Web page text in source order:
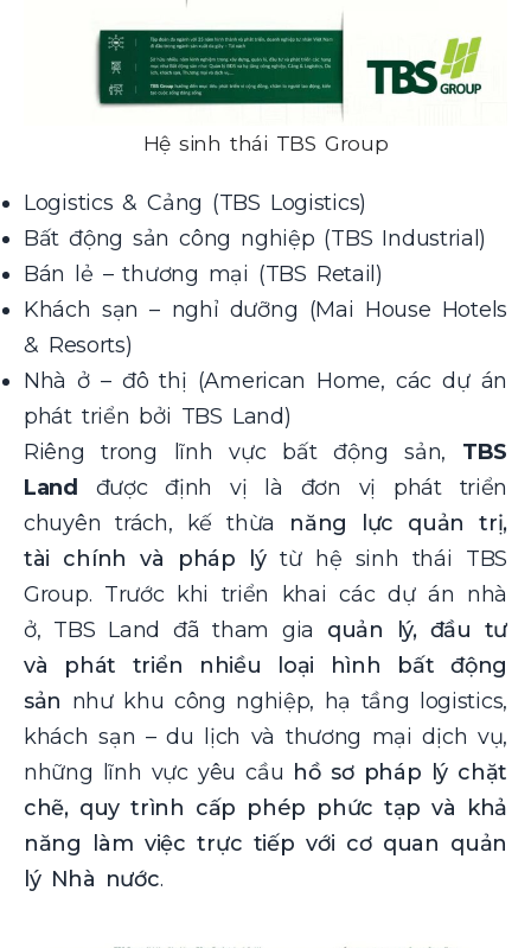
Hệ sinh thái TBS Group
Logistics & Cảng (TBS Logistics)
Bất động sản công nghiệp (TBS Industrial)
Bán lẻ – thương mại (TBS Retail)
Khách sạn – nghỉ dưỡng (Mai House Hotels
& Resorts)
Nhà ở – đô thị (American Home, các dự án
phát triển bởi TBS Land)
Riêng trong lĩnh vực bất động sản, TBS
Land
được định vị là đơn vị phát triển
chuyên trách, kế thừa năng lực quản trị,
tài chính và pháp lýtừ hệ sinh thái TBS
Group. Trước khi triển khai các dự án nhà
ở, TBS Land đã tham gia quản lý, đầu tư
và phát triển nhiều loại hình bất động
sản như khu công nghiệp, hạ tầng logistics,
khách sạn – du lịch và thương mại dịch vụ,
những lĩnh vực yêu cầu hồ sơ pháp lý chặt
chẽ, quy trình cấp phép phức tạp và khả
năng làm việc trực tiếp với cơ quan quản
lý Nhà nước.